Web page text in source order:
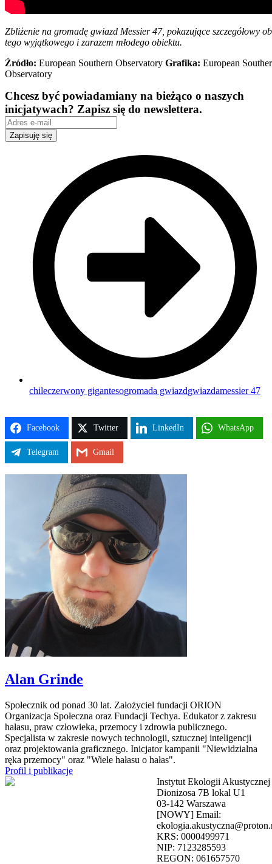
Zbliżenie na gromadę gwiazd Messier 47, pokazujące szczegółowy
tego wyjątkowego i zarazem młodego obiektu.
Źródło: European Southern Observatory Grafika: European
Observatory
Chcesz być powiadamiany na bieżąco o naszych
inicjatywach? Zapisz się do newslettera.
Zapisuję się
chileczerwony gigantesogromada gwiazdgwiazdamessier 47
Facebook Twitter LinkedIn WhatsApp
Telegram Gmail
Alan Grinde
Społecznik od ponad 30 lat. Założyciel fundacji ORION
Organizacja Społeczna oraz Fundacji Techya. Edukator z zakresu
hałasu, praw człowieka, przemocy i zdrowia publicznego.
Specjalista w zakresie nowych technologii, sztucznej inteligencji
oraz projektowania graficznego. Inicjator kampanii "Niewidzialna
ręka przemocy" oraz "Wiele hałasu o hałas".
Profil i publikacje
Instytut Ekologii Akustycznej
Dionizosa 7B lokal U1
03-142 Warszawa
[NOWY] Email:
KRS: 0000499971
NIP: 7123285593
REGON: 061657570